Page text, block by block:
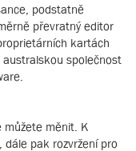
podstatně
převratný editor
kartách
australskou společnost
můžete měnit. K
dále pak rozvržení pro